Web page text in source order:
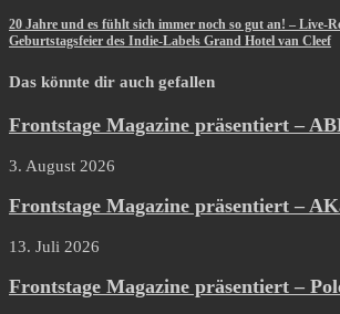
20 Jahre und es fühlt sich immer noch so gut an! – Live-
Geburtstagsfeier des Indie-Labels Grand Hotel van Cleef
Das könnte dir auch gefallen
Frontstage Magazine präsentiert –
3. August 2026
Frontstage Magazine präsentiert –
13. Juli 2026
Frontstage Magazine präsentiert –